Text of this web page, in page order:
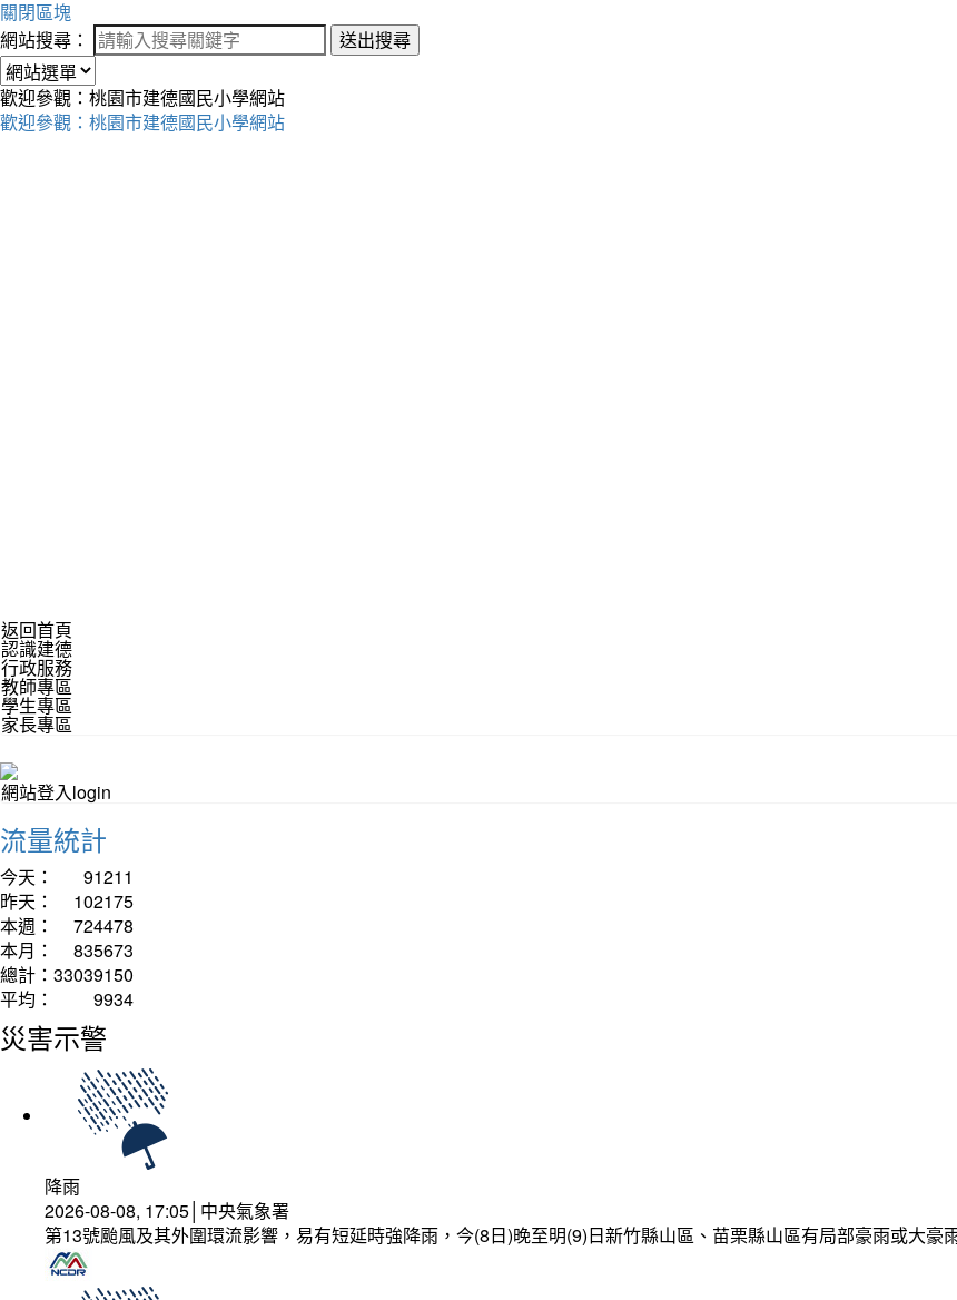
關閉區塊
網站搜尋：
送出搜尋
歡迎參觀：桃園市建德國民小學網站
歡迎參觀：桃園市建德國民小學網站
返回首頁
認識建德
行政服務
教師專區
學生專區
家長專區
網站登入login
流量統計
今天：
91211
昨天：
102175
本週：
724478
本月：
835673
總計： 33039150
平均：
9934
災害示警
降雨
2026-08-08, 17:05│中央氣象署
第13號颱風及其外圍環流影響，易有短延時強降雨，今(8日)晚至明(9)日新竹縣山區、苗栗縣山區有局部豪雨或大